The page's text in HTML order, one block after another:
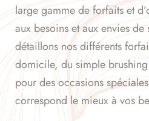
large gamme de forfaits et
aux besoins et aux envies de
détaillons nos différents
domicile, du simple
pour des occasions
correspond le mieux à vos